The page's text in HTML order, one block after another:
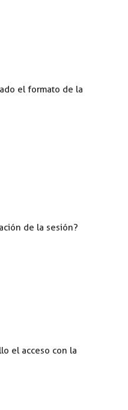
el formato de la
de la sesión?
el acceso con la